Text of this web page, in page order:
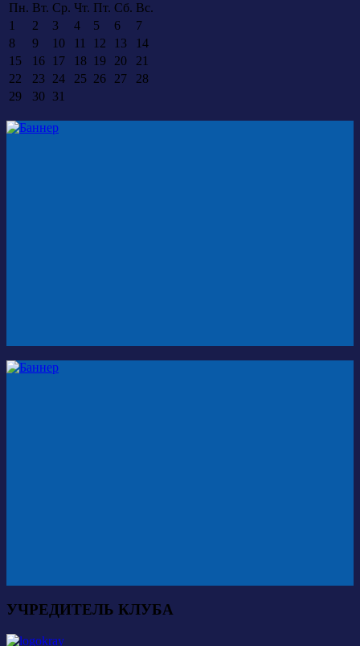
Пн. Вт. Ср. Чт. Пт. Сб. Вс.
1
2 3 4 5 6
7
8
9 10 11 12 13
14
15
16 17 18 19 20
21
22
23 24 25 26 27
28
29
30 31
УЧРЕДИТЕЛЬ КЛУБА